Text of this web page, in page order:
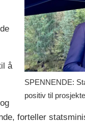
SPENNENDE:
positiv til
å
forteller